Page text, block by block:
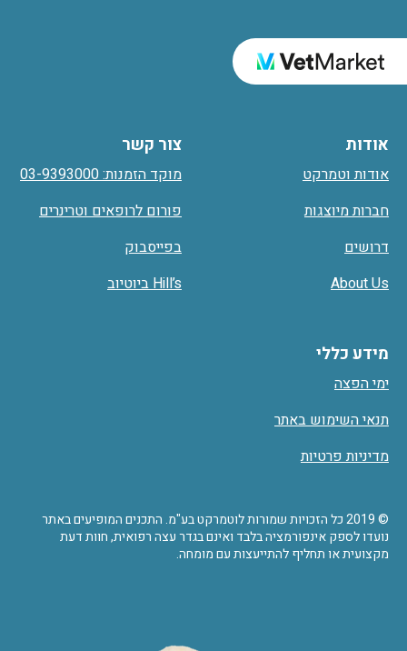
אודות
אודות וטמרקט
חברות מיוצגות
דרושים
About Us
מידע כללי
ימי הפצה
תנאי השימוש באתר
מדיניות פרטיות
צור קשר
מוקד הזמנות: 03-9393000
פורום לרופאים וטרינרים
בפייסבוק
Hill’s ביוטיוב
© 2019 כל הזכויות שמורות לוטמרקט בע"מ. התכנים המופיעים באתר
נועדו לספק אינפורמציה בלבד ואינם בגדר עצה רפואית, חוות דעת
מקצועית או תחליף להתייעצות עם מומחה.